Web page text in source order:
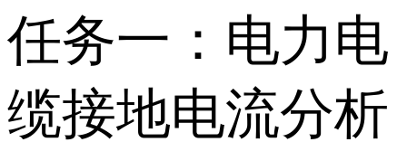
任务一：电力电
缆接地电流分析